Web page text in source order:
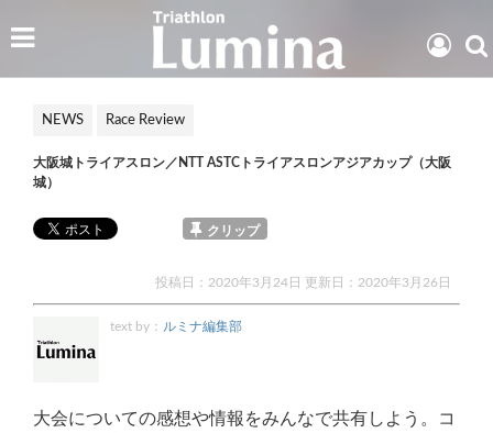
NEWS Race Review
大阪城トライアスロン／NTT ASTCトライアスロンアジアカップ（大阪
城）
クリップ
投稿日：2020年3月24日 更新日： 2020年3月26日
text by： ルミナ編集部
大会についての感想や情報をみんなで共有しよう。コ